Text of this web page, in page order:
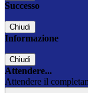
Successo
Chiudi
Informazione
Chiudi
Attendere...
Attendere il